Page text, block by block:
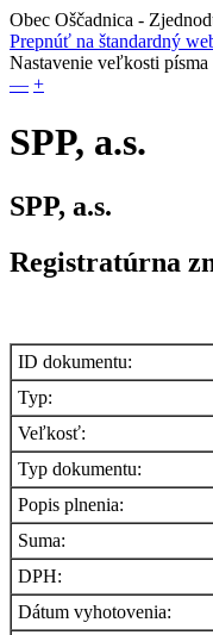
Obec Oščadnica -
Prepnúť na štandardný
Nastavenie veľkosti písma
— +
SPP, a.s.
SPP, a.s.
Registratúrna
ID dokumentu:
Typ:
Veľkosť:
Typ dokumentu:
Popis plnenia:
Suma:
DPH:
Dátum vyhotovenia: